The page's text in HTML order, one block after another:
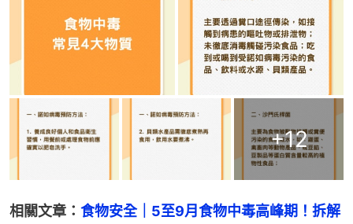
+12
相關文章： 食物安全｜5至9月食物中毒高峰期！拆解